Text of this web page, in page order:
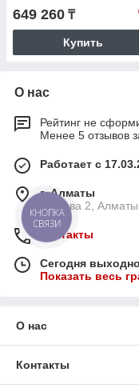
649 260 ₸
Купить
О нас
Рейтинг не
Менее 5 отзывов
Работает с
г. Алматы
Ауэзова 2,
Контакты
Сегодня
Показать весь
О нас
Контакты
КНОПКА
СВЯЗИ